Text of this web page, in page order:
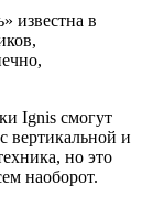
известна в
Ignis смогут
и
но это
наоборот.